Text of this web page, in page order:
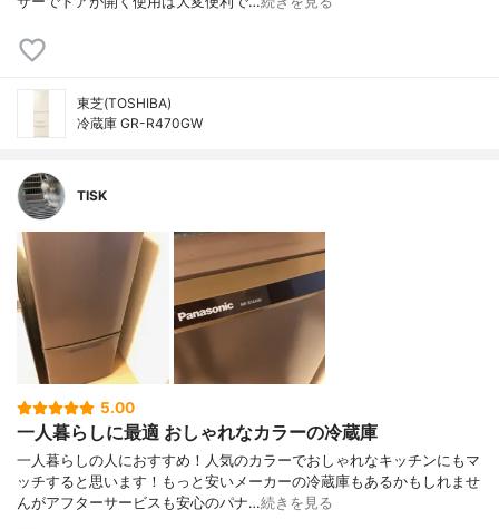
東芝(TOSHIBA)
冷蔵庫 GR-R470GW
TISK
5.00
一人暮らしに最適 おしゃれなカラーの冷蔵庫
一人暮らしの人におすすめ！人気のカラーでおしゃれなキッチンにもマ
ッチすると思います！もっと安いメーカーの冷蔵庫もあるかもしれませ
んがアフターサービスも安心のパナ…続きを見る